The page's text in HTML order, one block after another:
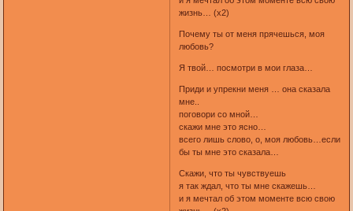
жизнь… (x2)
Почему ты от меня прячешься, моя
любовь?
Я твой… посмотри в мои глаза…
Приди и упрекни меня … она сказала
мне..
поговори со мной…
скажи мне это ясно…
всего лишь слово, о, моя любовь…если
бы ты мне это сказала…
Скажи, что ты чувствуешь
я так ждал, что ты мне скажешь…
и я мечтал об этом моменте всю свою